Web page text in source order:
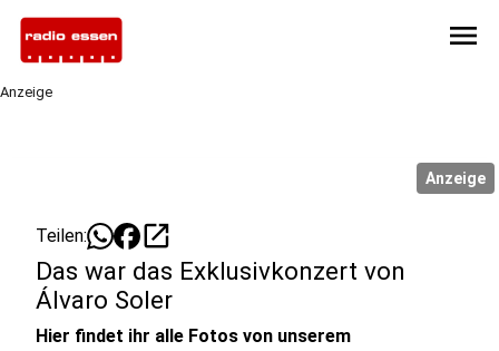
menu
Anzeige
Anzeige
Teilen: open_in_new
Das war das Exklusivkonzert von
Álvaro Soler
Hier findet ihr alle Fotos von unserem